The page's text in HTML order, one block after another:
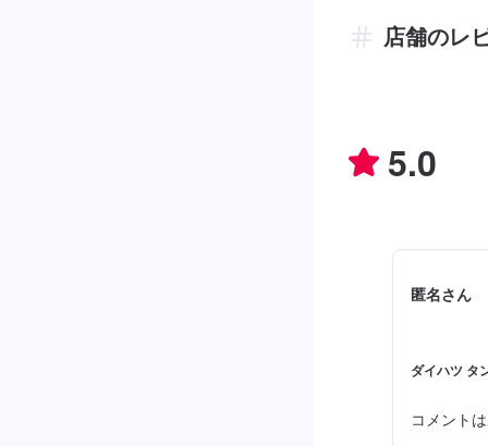
店舗のレ
5.0
匿名さん
ダイハツ タ
コメント